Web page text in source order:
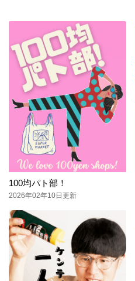
100均パト部！
2026年02年10日更新